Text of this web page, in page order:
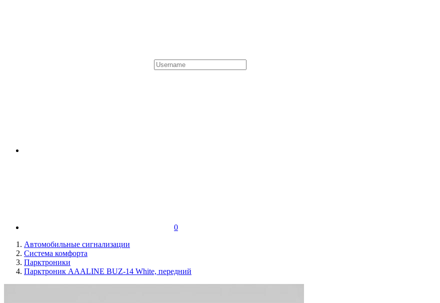
0
Автомобильные сигнализации
Система комфорта
Парктроники
Парктроник AAALINE BUZ-14 White, передний